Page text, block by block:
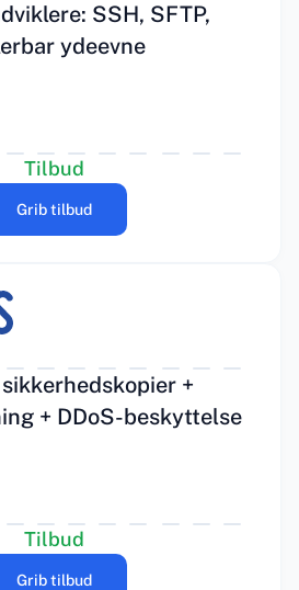
SSH, SFTP,
ydeevne
Tilbud
Grib tilbud
+
+ DDoS-beskyttelse
Tilbud
Grib tilbud